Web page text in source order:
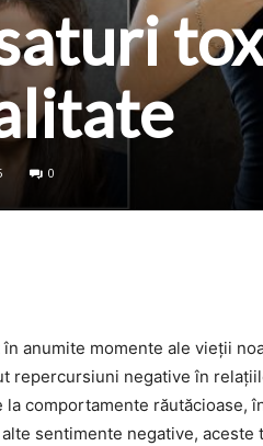
0
anumite momente ale vieții
repercursiuni negative în
comportamente răutăcioase,
sentimente negative,